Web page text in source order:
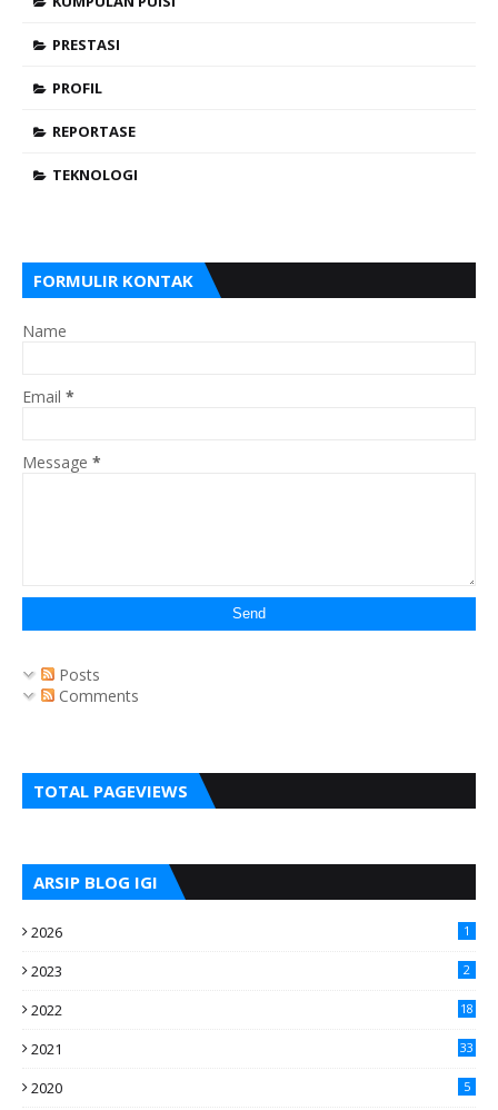
PRESTASI
PROFIL
REPORTASE
TEKNOLOGI
FORMULIR KONTAK
Name
Email *
Message *
Posts
Comments
TOTAL PAGEVIEWS
ARSIP BLOG IGI
2026 1
2023 2
2022 18
2021 33
2020 5